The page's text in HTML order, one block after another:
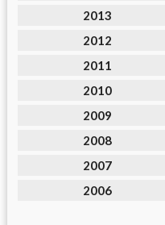
2013
2012
2011
2010
2009
2008
2007
2006